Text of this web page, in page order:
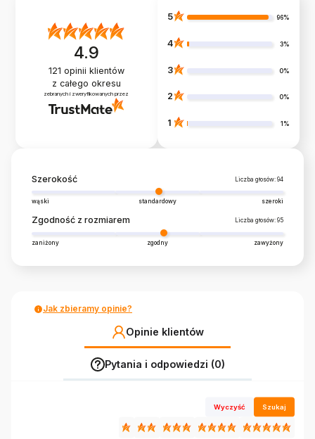
4.9
121 opinii klientów
z całego okresu
zebranych i zweryfikowanych przez
5 96%
4 3%
3 0%
2 0%
1 1%
Szerokość Liczba głosów: 94
wąski standardowy szeroki
Zgodność z rozmiarem Liczba głosów: 95
zaniżony zgodny zawyżony
Jak zbieramy opinie?
Opinie klientów
Pytania i odpowiedzi (0)
Wyczyść Szukaj